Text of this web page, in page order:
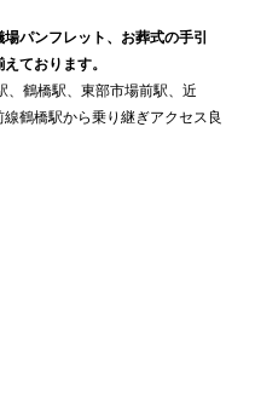
パンフレット、お葬式の手引
ております。
、鶴橋駅、東部市場前駅、近
鶴橋駅から乗り継ぎアクセス良